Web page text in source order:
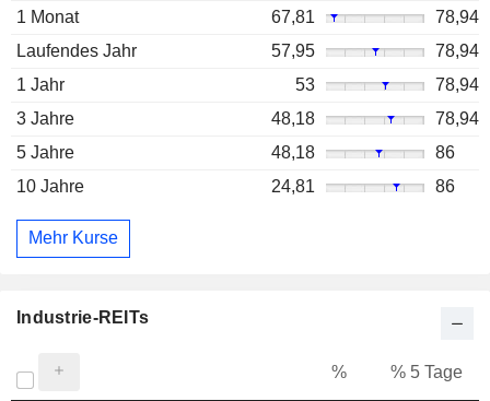
1 Monat
67,81
78,94
Laufendes Jahr
57,95
78,94
1 Jahr
53
78,94
3 Jahre
48,18
78,94
5 Jahre
48,18
86
10 Jahre
24,81 86
Mehr Kurse
Industrie-REITs
% % 5 Tage